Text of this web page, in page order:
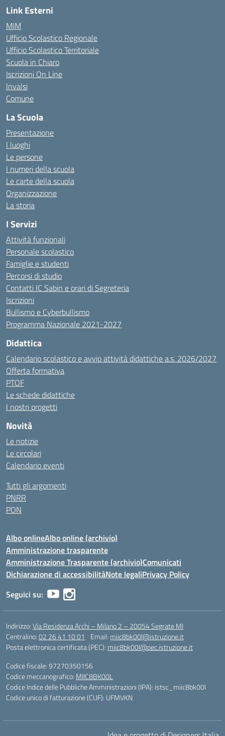
Link Esterni
MIM
Ufficio Scolastico Regionale
Ufficio Scolastico Territoriale
Scuola in Chiaro
Iscrizioni On Line
Invalsi
Comune
La Scuola
Presentazione
I luoghi
Le persone
I numeri della scuola
Le carte della scuola
Organizzazione
La storia
I Servizi
Attività funzionali
Personale scolastico
Famiglie e studenti
Percorsi di studio
Contatti IC Sabin e orari di Segreteria
Iscrizioni
Bullismo e Cyberbullismo
Programma Nazionale 2021-2027
Didattica
Calendario scolastico e avvio attività didattiche a.s. 2026/2027
Offerta formativa
PTOF
Le schede didattiche
I nostri progetti
Novità
Le notizie
Le circolari
Calendario eventi
Tutti gli argomenti
PNRR
PON
Albo onlineAlbo online (archivio)
Amministrazione trasparente
Amministrazione Trasparente (archivio)Comunicati
Dichiarazione di accessibilitàNote legaliPrivacy Policy
Seguici su:
Indirizzo:Via Residenza Archi – Milano 2 – 20054 Segrate MI
Centralino:02 26 41 10 01 Email: miic8bk00l@istruzione.it
Posta elettronica certificata (PEC): miic8bk00l@pec.istruzione.it
Codice fiscale: 97270350156
Codice meccanografico: MIIC8BK00L
Codice Indice delle Pubbliche Amministrazioni (IPA): istsc_miic8bk00l
Codice unico di fatturazione (CUF): UFMVKN